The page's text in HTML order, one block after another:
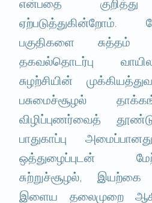
என்பதை குறித்து
பகுதிகளை சுத்தம்
தகவல்தொடர்பு
சுழற்சியின்
பசுமைச்சூழல்
விழிப்புணர்வைத்
பாதுகாப்பு
ஒத்துழைப்புடன்
சுற்றுச்சூழல்,
இளைய தலைமுறை